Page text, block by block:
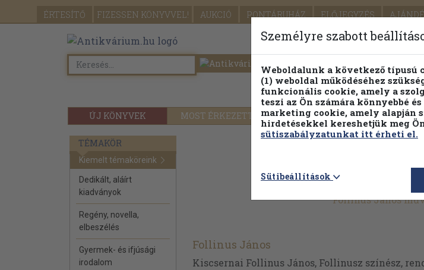
ÉRTESÍTŐ FIZESSEN KÖNYVVEL! AUKCIÓ PONTÁRUHÁZ ELŐJEGYZÉS
ÚJ KÖNYVEK MOST ÉRKEZETT PILLANATNYI ÁRAINK
Részletes kereső
TÉMAKÖR
Kiemelt témaköreink
Dedikált, aláírt
kiadványok
Regény, novella,
elbeszélés
Gyermek- és ifjúsági
irodalom
Follinus János
Follinus János
Kiscsernai Follinus János, Follinusz színész,
Személyre szabott
Weboldalunk a következő típusú
(1) weboldal működéséhez
funkcionális cookie, amely a
teszi az Ön számára könnyebbé
marketing cookie, amely alapján
hirdetésekkel kereshetjük meg
sütiszabályzatunkat itt érheti el.
Sütibeállítások